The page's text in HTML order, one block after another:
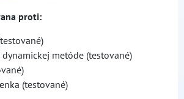
proti:
metóde (testované)
(testované)